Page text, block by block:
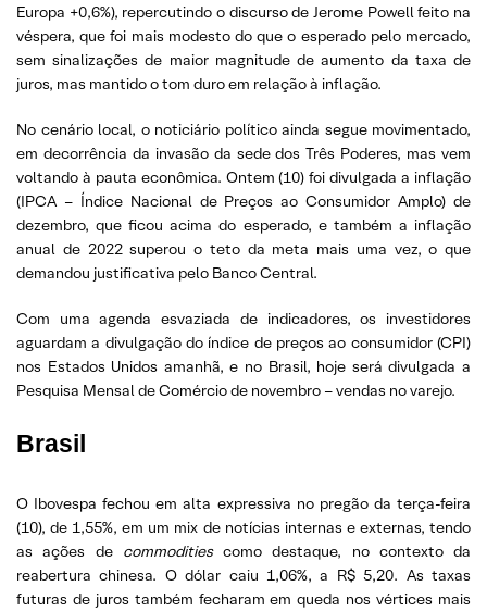
Europa +0,6%), repercutindo o discurso de Jerome Powell feito na
véspera, que foi mais modesto do que o esperado pelo mercado,
sem sinalizações de maior magnitude de aumento da taxa de
juros, mas mantido o tom duro em relação à inflação.
No cenário local, o noticiário político ainda segue movimentado,
em decorrência da invasão da sede dos Três Poderes, mas vem
voltando à pauta econômica. Ontem (10) foi divulgada a inflação
(IPCA – Índice Nacional de Preços ao Consumidor Amplo) de
dezembro, que ficou acima do esperado, e também a inflação
anual de 2022 superou o teto da meta mais uma vez, o que
demandou justificativa pelo Banco Central.
Com uma agenda esvaziada de indicadores, os investidores
aguardam a divulgação do índice de preços ao consumidor (CPI)
nos Estados Unidos amanhã, e no Brasil, hoje será divulgada a
Pesquisa Mensal de Comércio de novembro – vendas no varejo.
Brasil
O Ibovespa fechou em alta expressiva no pregão da terça-feira
(10), de 1,55%, em um mix de notícias internas e externas, tendo
as ações de commoditiescomo destaque, no contexto da
reabertura chinesa. O dólar caiu 1,06%, a R$ 5,20. As taxas
futuras de juros também fecharam em queda nos vértices mais